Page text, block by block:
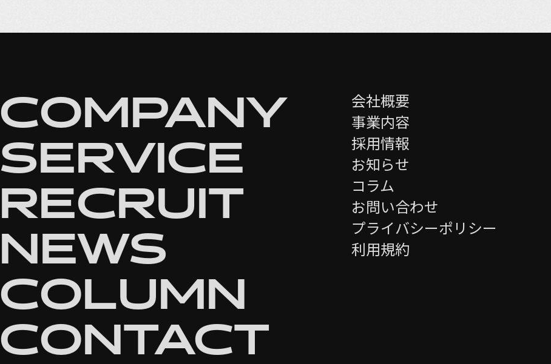
COMPANY
SERVICE
RECRUIT
NEWS
COLUMN
CONTACT
会社概要
事業内容
採用情報
お知らせ
コラム
お問い合わせ
プライバシーポリシー
利用規約